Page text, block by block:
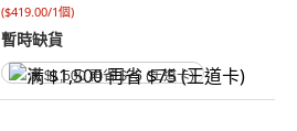
($419.00/1個)
暫時缺貨
满 $1,500 再省 $75 (王道卡)